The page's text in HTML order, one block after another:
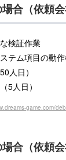
合（依頼会
検証作業
テム項目の動
人日）
5人日）
game.com/
合（依頼会